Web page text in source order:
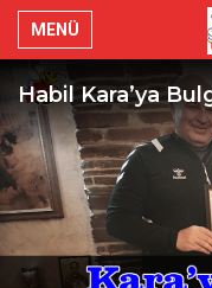
MENÜ
Habil Kara’ya